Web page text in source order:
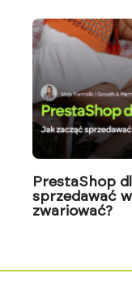
PrestaShop
sprzedawać
zwariować?